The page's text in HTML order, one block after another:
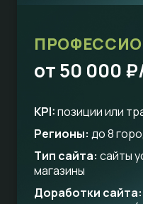
от 50 000
KPI:позиции или
Регионы: до 8
Тип сайта: сайты
магазины
Доработки сайта: